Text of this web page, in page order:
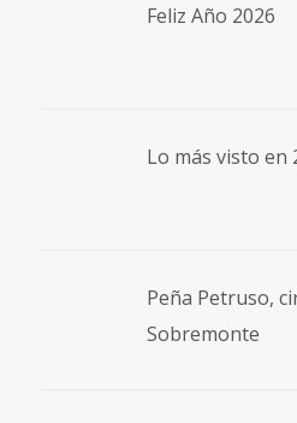
Feliz Año 2026
Lo más visto en
Peña Petruso,
Sobremonte